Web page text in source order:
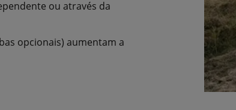
ou através da
opcionais) aumentam a